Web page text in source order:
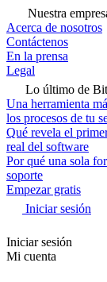
Nuestra
Acerca de nosotros
Contáctenos
En la prensa
Legal
Lo último de
Una herramienta
los procesos de tu
Qué revela el
real del software
Por qué una sola
soporte
Empezar gratis
Iniciar sesión
Iniciar sesión
Mi cuenta